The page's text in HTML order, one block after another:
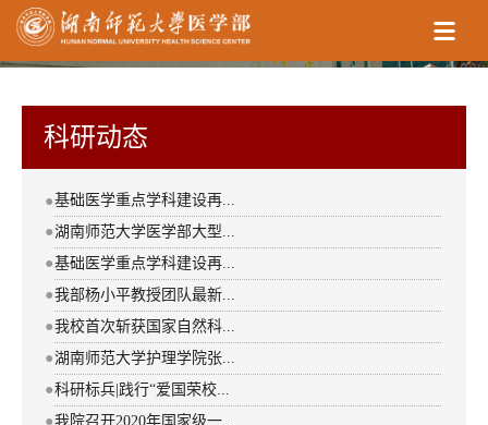
科研动态
●基础医学重点学科建设再...
●湖南师范大学医学部大型...
●基础医学重点学科建设再...
●我部杨小平教授团队最新...
●我校首次斩获国家自然科...
●湖南师范大学护理学院张...
●科研标兵|践行“爱国荣校...
●我院召开2020年国家级一...